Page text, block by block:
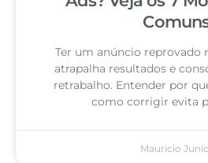
Ter um anúncio reprovado
atrapalha resultados e
retrabalho. Entender por
como corrigir evita
Mauricio